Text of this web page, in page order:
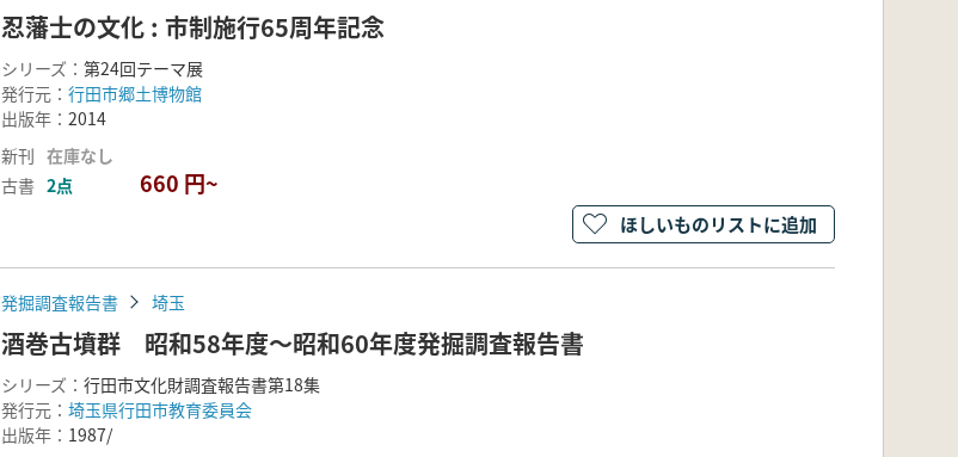
忍藩士の文化 : 市制施行65周年記念
シリーズ： 第24回テーマ展
発行元： 行田市郷土博物館
出版年： 2014
新刊 在庫なし
古書 2点 660 円~
ほしいものリストに追加
発掘調査報告書 埼玉
酒巻古墳群 昭和58年度～昭和60年度発掘調査報告書
シリーズ： 行田市文化財調査報告書第18集
発行元： 埼玉県行田市教育委員会
出版年： 1987/